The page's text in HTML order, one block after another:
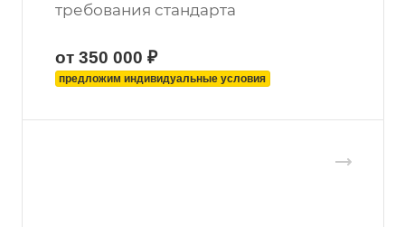
требования стандарта
от 350 000 ₽
предложим индивидуальные условия